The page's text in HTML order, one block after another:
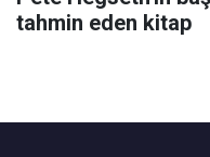
tahmin eden kitap